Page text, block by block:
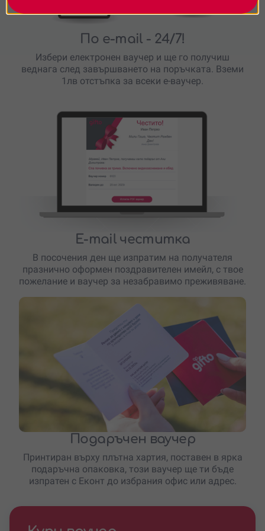
По e-mail - 24/7!
Избери електронен ваучер и ще го получиш
веднага след завършването на поръчката. Вземи
1лв отстъпка за всеки е-ваучер.
E-mail честитка
В посочения ден ще изпратим на получателя
празнично оформен поздравителен имейл, с твое
пожелание и ваучер за незабравимо преживяване.
Подаръчен ваучер
Принтиран върху плътна хартия, поставен в ярка
подаръчна опаковка, този ваучер ще ти бъде
изпратен с Еконт до избрания офис или адрес.